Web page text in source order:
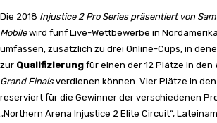
Die 2018 Injustice 2 Pro Series präsentiert von
Mobilewird fünf Live-Wettbewerbe in
umfassen, zusätzlich zu drei Online-Cups, in
zur Qualifizierung für einen der 12 Plätze in den
Grand Finals verdienen können. Vier Plätze in
reserviert für die Gewinner der verschiedenen
„Northern Arena Injustice 2 Elite Circuit“,